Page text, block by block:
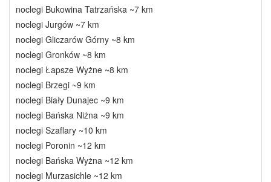
noclegi Bukowina Tatrzańska ~7 km
noclegi Jurgów ~7 km
noclegi Gliczarów Górny ~8 km
noclegi Gronków ~8 km
noclegi Łapsze Wyżne ~8 km
noclegi Brzegi ~9 km
noclegi Biały Dunajec ~9 km
noclegi Bańska Niżna ~9 km
noclegi Szaflary ~10 km
noclegi Poronin ~12 km
noclegi Bańska Wyżna ~12 km
noclegi Murzasichle ~12 km